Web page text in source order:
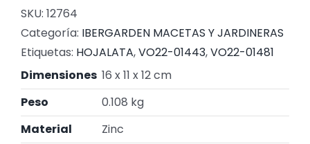
SKU: 12764
Categoría: IBERGARDEN MACETAS Y JARDINERAS
Etiquetas: HOJALATA,VO22-01443,VO22-01481
Dimensiones 16 x 11 x 12 cm
Peso
0.108 kg
Material
Zinc